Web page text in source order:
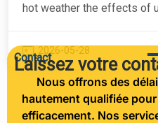
hot weather the effects of
2026-05-28
Contact
Laissez votre
Nous offrons des
hautement qualifiée
efficacement. Nos